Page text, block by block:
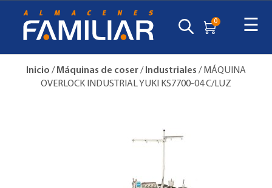
0 ☰
Inicio / Máquinas de coser/ Industriales / MÁQUINA
OVERLOCK INDUSTRIAL YUKI KS7700-04 C/LUZ